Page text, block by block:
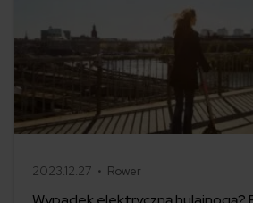
2023.12.27 • Rower